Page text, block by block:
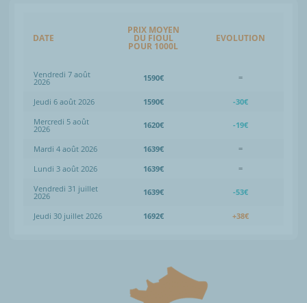
DATE
PRIX MOYEN
DU FIOUL
POUR 1000L
EVOLUTION
Vendredi 7 août
2026 1590€ =
Jeudi 6 août 2026 1590€
-30€
Mercredi 5 août
2026 1620€ -19€
Mardi 4 août 2026 1639€
=
Lundi 3 août 2026
1639€
=
Vendredi 31 juillet
2026 1639€ -53€
Jeudi 30 juillet 2026 1692€ +38€